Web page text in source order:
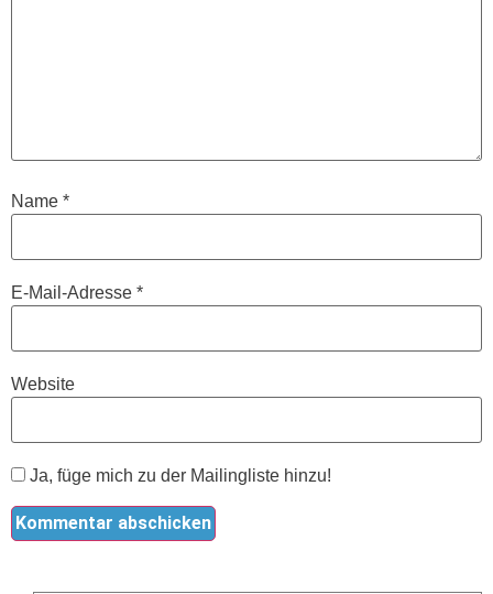
Name *
E-Mail-Adresse *
Website
Ja, füge mich zu der Mailingliste hinzu!